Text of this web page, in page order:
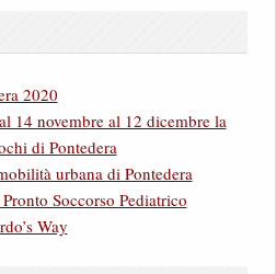
2020
14 novembre al 12 dicembre la
di Pontedera
urbana di Pontedera
Soccorso Pediatrico
Way